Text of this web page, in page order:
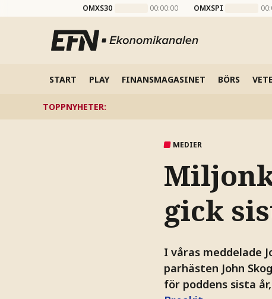
OMXS30 00:00:00 OMXSPI
START PLAY FINANSMAGASINET BÖRS
TOPPNYHETER:
MEDIER
gick
I våras meddelade
parhästen John
för poddens sista